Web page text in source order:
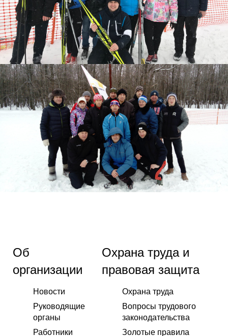
Об
организации
Новости
Руководящие
органы
Работники
Охрана труда и
правовая защита
Охрана труда
Вопросы трудового
законодательства
Золотые правила